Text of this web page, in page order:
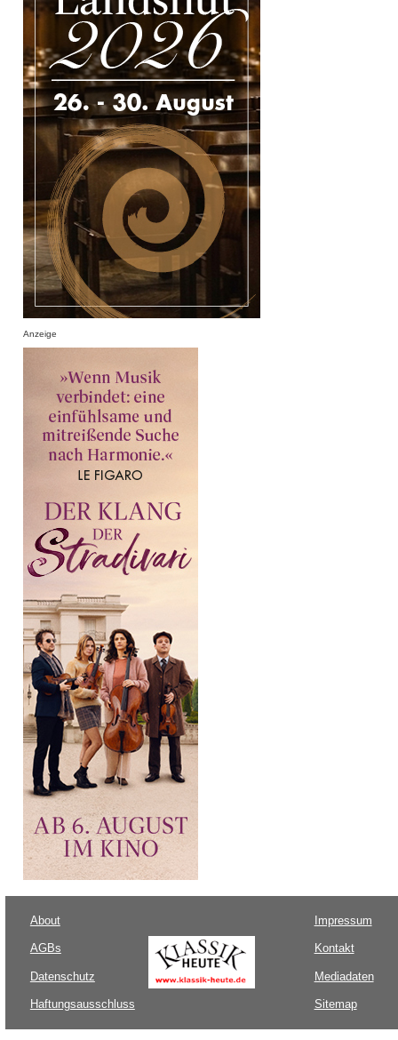
Anzeige
About
AGBs
Datenschutz
Haftungsausschluss
Impressum
Kontakt
Mediadaten
Sitemap